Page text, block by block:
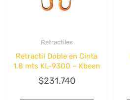
Retractiles
Retractil Doble en Cinta
1.8 mts KL-9300 – Kbeen
$231.740